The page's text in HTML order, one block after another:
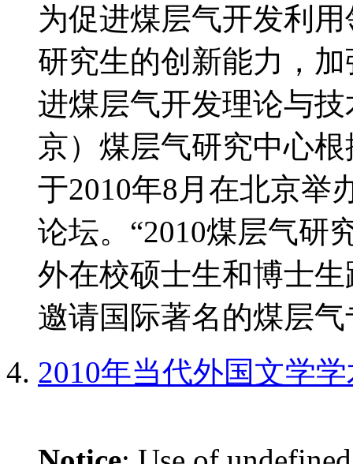
为促进煤层气开发利
研究生的创新能力，
进煤层气开发理论与
京）煤层气研究中心
于2010年8月在北京举
论坛。“2010煤层气研
外在校硕士生和博士
邀请国际著名的煤层
2010年当代外国文学